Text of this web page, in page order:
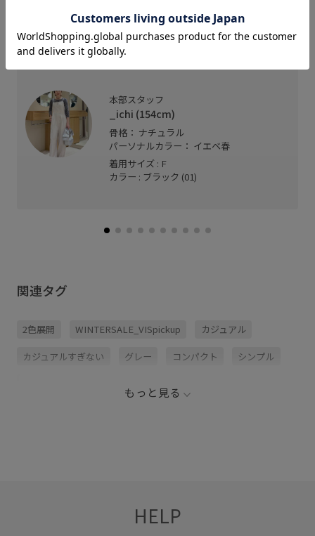
コンパクトなニットビーニー♪とても柔らかく、細
めのリブがフィットするデザイン。マニッシュスタ
イル好きにオススメです◎キラッとさりげないロゴ
も大人可愛い。
本部スタッフ
_ichi (154cm)
骨格： ナチュラル
パーソナルカラー： イエベ春
着用サイズ : F
カラー : ブラック (01)
関連タグ
2色展開 WINTERSALE_VISpickup カジュアル
カジュアルすぎない グレー コンパクト シンプル
もっと見る
HELP